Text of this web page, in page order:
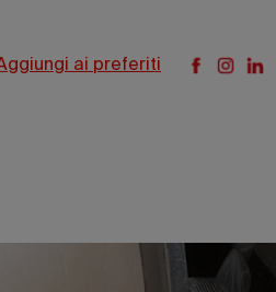
aggiungi ai preferiti